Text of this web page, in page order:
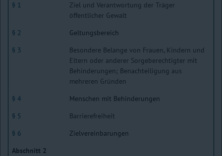
§ 1
Ziel und Verantwortung der Träger
öffentlicher Gewalt
§ 2
Geltungsbereich
§ 3
Besondere Belange von Frauen, Kindern und
Eltern oder anderer Sorgeberechtigter mit
Behinderungen; Benachteiligung aus
mehreren Gründen
§ 4
Menschen mit Behinderungen
§ 5
Barrierefreiheit
§ 6
Zielvereinbarungen
Abschnitt 2